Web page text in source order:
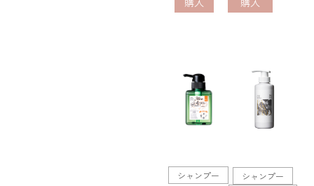
シャンプー
シャンプー